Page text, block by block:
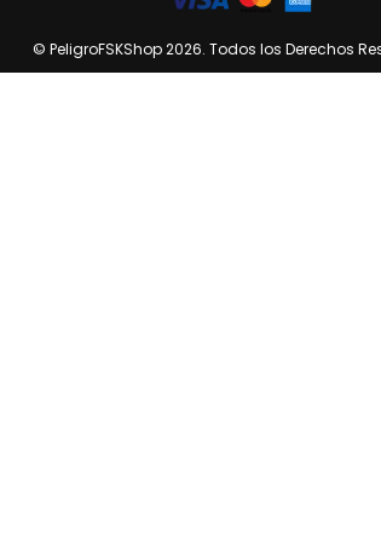
© PeligroFSKShop 2026. Todos los Derechos